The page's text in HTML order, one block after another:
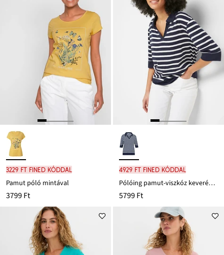
3229 Ft FINED kóddal
Pamut póló mintával
3799 Ft
4929 Ft FINED kóddal
Pólóing pamut-viszkóz keverékből
5799 Ft